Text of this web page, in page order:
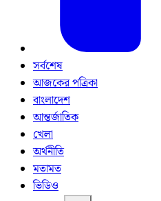
সর্বশেষ
আজকের পত্রিকা
বাংলাদেশ
আন্তর্জাতিক
খেলা
অর্থনীতি
মতামত
ভিডিও